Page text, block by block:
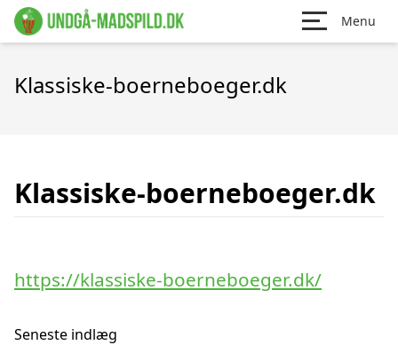
Menu
Klassiske-boerneboeger.dk
Klassiske-boerneboeger.dk
https://klassiske-boerneboeger.dk/
Seneste indlæg